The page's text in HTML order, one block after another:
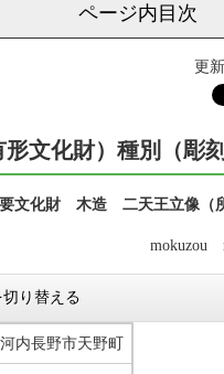
ページ内目次
更
文化財）種別（彫刻
文化財 木造 二天王立像（
mokuzou
り替える
河内長野市天野町